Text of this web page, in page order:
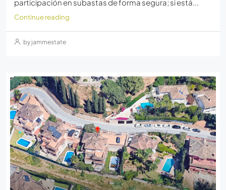
participación en subastas de forma segura; si está...
Continue reading
by jammestate